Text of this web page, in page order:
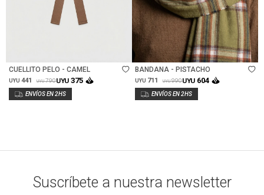
CUELLITO PELO - CAMEL
UYU 441 UYU 790UYU 375
Talle
BANDANA - PISTACHO
UYU 711 UYU 990UYU 604
Suscríbete a nuestra newsletter